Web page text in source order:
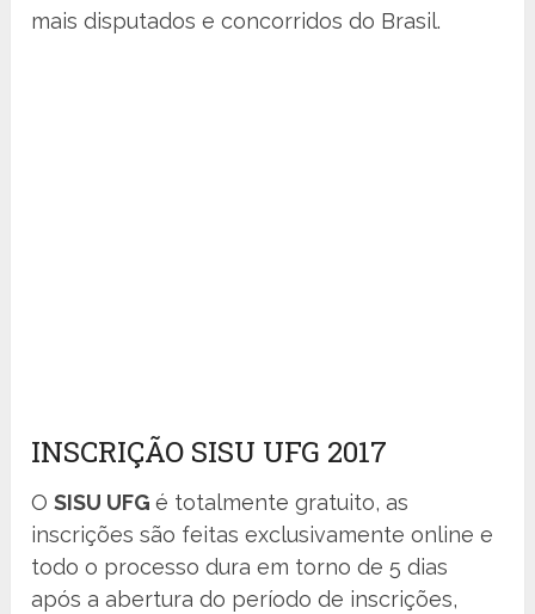
mais disputados e concorridos do Brasil.
INSCRIÇÃO SISU UFG 2017
OSISU UFGé totalmente gratuito, as
inscrições são feitas exclusivamente online e
todo o processo dura em torno de 5 dias
após a abertura do período de inscrições,